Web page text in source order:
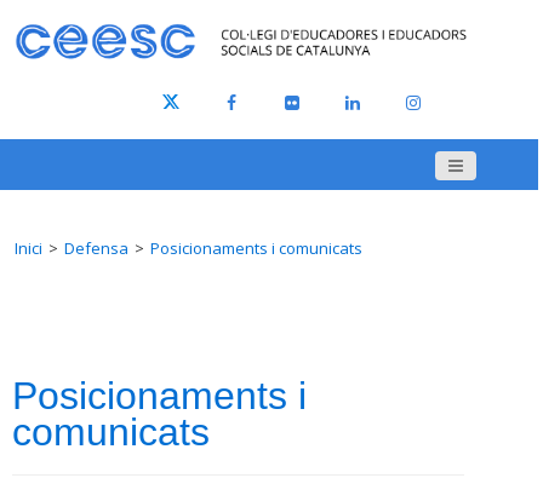
Inici Defensa Posicionaments i comunicats
Posicionaments i
comunicats